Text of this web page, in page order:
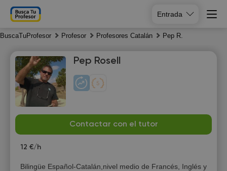
Entrada
BuscaTuProfesor Profesor Profesores Catalán Pep R.
Pep Rosell
Contactar con el tutor
12 €/h
Bilingüe Español-Catalán,nivel medio de Francés, Inglés y
6
Fr
7
Sa
8
9
10:00 19:00